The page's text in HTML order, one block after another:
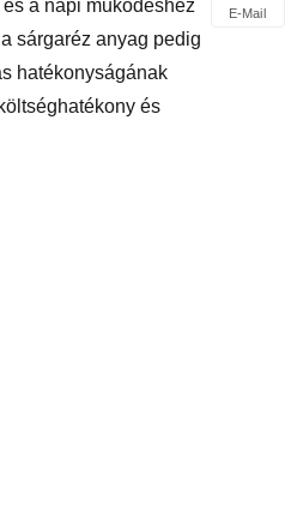
a napi működéshez
sárgaréz anyag pedig
hatékonyságának
és
E-Mail